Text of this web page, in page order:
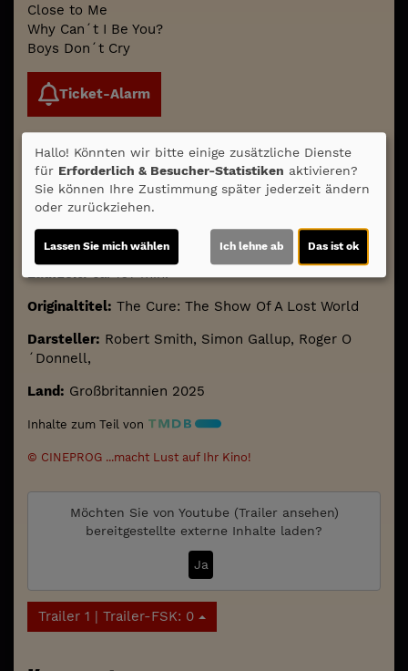
Close to Me
Why Can´t I Be You?
Boys Don´t Cry
Ticket-Alarm
Altersfreigabe:
Laufzeit:ca. 167 min.
Originaltitel: The Cure: The Show Of A Lost World
Darsteller: Robert Smith, Simon Gallup, Roger O
´Donnell,
Land: Großbritannien 2025
Inhalte zum Teil von
© CINEPROG ...macht Lust auf Ihr Kino!
Möchten Sie von Youtube (Trailer ansehen)
bereitgestellte externe Inhalte laden?
Ja
Trailer 1 | Trailer-FSK: 0
Hallo! Könnten wir bitte einige zusätzliche Dienste
für Erforderlich & Besucher-Statistiken aktivieren?
Sie können Ihre Zustimmung später jederzeit ändern
oder zurückziehen.
Lassen Sie mich wählen Ich lehne ab Das ist ok